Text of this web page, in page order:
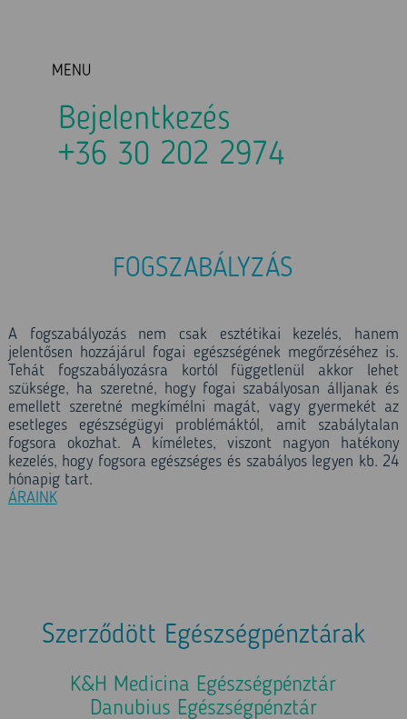
MENU
Bejelentkezés
+36 30 202 2974
FOGSZABÁLYZÁS
A fogszabályozás nem csak esztétikai kezelés, hanem
jelentősen hozzájárul fogai egészségének megőrzéséhez is.
Tehát fogszabályozásra kortól függetlenül akkor lehet
szüksége, ha szeretné, hogy fogai szabályosan álljanak és
emellett szeretné megkímélni magát, vagy gyermekét az
esetleges egészségügyi problémáktól, amit szabálytalan
fogsora okozhat. A kíméletes, viszont nagyon hatékony
kezelés, hogy fogsora egészséges és szabályos legyen kb. 24
hónapig tart.
ÁRAINK
Szerződött Egészségpénztárak
K&H Medicina Egészségpénztár
Danubius Egészségpénztár